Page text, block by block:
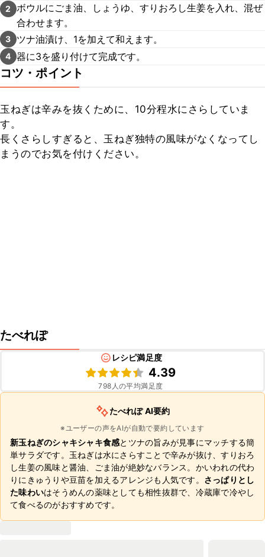
2
ボウルにごま油、しょうゆ、すりおろし生姜を入れ、混ぜ
合わせます。
3 ツナ油漬け、1を加えて和えます。
4 器に3を盛り付けて完成です。
コツ・ポイント
玉ねぎは辛みを抜くために、10分程水にさらしていま
す。
長くさらしすぎると、玉ねぎ独特の風味がなくなってし
まうのでお気を付けください。
たべれぽ
レシピ満足度
4.39
798 人の平均満足度
たべれぽ AI要約
※ユーザーの声をAIが自動で要約しています
新玉ねぎのシャキシャキ食感とツナの旨みが見事にマッチする簡
単サラダです。玉ねぎは水にさらすことで辛みが抜け、すりおろ
し生姜の風味と醤油、ごま油が絶妙なバランス。かいわれの代わ
りにきゅうりや豆苗を加えるアレンジも人気です。 さっぱりとし
た味わいはそうめんの薬味としても相性抜群で、冷蔵庫で冷やし
て食べるのがおすすめです。